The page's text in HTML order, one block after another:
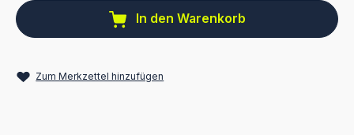
In den Warenkorb
Zum Merkzettel hinzufügen